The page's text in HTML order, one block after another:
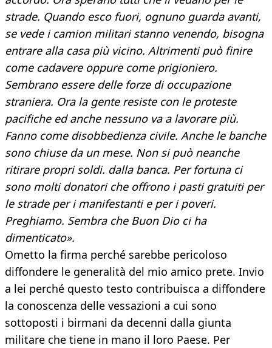
strade. Quando esco fuori, ognuno guarda avanti,
se vede i camion militari stanno venendo, bisogna
entrare alla casa più vicino. Altrimenti può finire
come cadavere oppure come prigioniero.
Sembrano essere delle forze di occupazione
straniera. Ora la gente resiste con le proteste
pacifiche ed anche nessuno va a lavorare più.
Fanno come disobbedienza civile. Anche le banche
sono chiuse da un mese. Non si può neanche
ritirare propri soldi. dalla banca. Per fortuna ci
sono molti donatori che offrono i pasti gratuiti per
le strade per i manifestanti e per i poveri.
Preghiamo. Sembra che Buon Dio ci ha
dimenticato».
Ometto la firma perché sarebbe pericoloso
diffondere le generalità del mio amico prete. Invio
a lei perché questo testo contribuisca a diffondere
la conoscenza delle vessazioni a cui sono
sottoposti i birmani da decenni dalla giunta
militare che tiene in mano il loro Paese. Per